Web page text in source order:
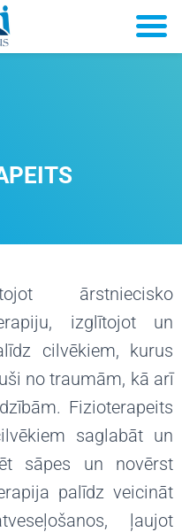
ārstniecisko
izglītojot un
cilvēkiem, kurus
no traumām, kā arī
Fizioterapeits
saglabāt un
sāpes un novērst
palīdz veicināt
ļaujot